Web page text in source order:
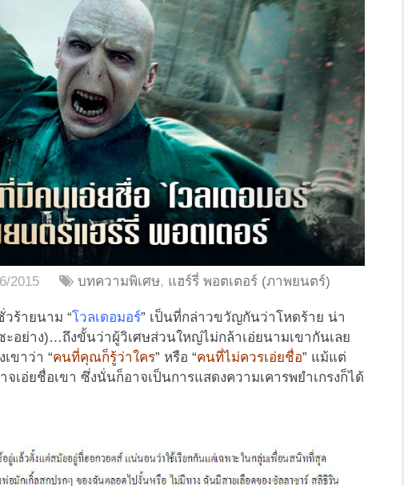
2015 บทความพิเศษ, แฮร์รี่ พอตเตอร์ (ภาพยนตร์)
ร้ายนาม “โวลเดอมอร์” เป็นที่กล่าวขวัญกันว่าโหดร้าย น่า
ะอย่าง)…ถึงขั้นว่าผู้วิเศษส่วนใหญ่ไม่กล้าเอ่ยนามเขากันเลย
ขาว่า “คนที่คุณก็รู้ว่าใคร” หรือ “คนที่ไม่ควรเอ่ยชื่อ” แม้แต่
จเอ่ยชื่อเขา ซึ่งนั่นก็อาจเป็นการแสดงความเคารพยำเกรงก็ได้